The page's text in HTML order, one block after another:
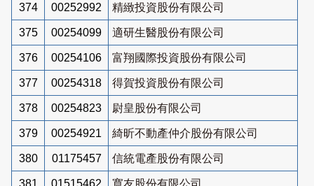
374 00252992 精緻投資股份有限公司
375 00254099 適研生醫股份有限公司
376 00254106 富翔國際投資股份有限公司
377 00254318 得賀投資股份有限公司
378 00254823 尉皇股份有限公司
379 00254921 綺昕不動產仲介股份有限公司
380 01175457 信統電產股份有限公司
381 01515462 寬友股份有限公司